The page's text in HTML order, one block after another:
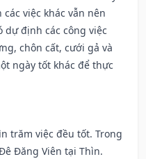
việc khác vẫn nên
dự định các công việc
chôn cất, cưới gả và
ngày tốt khác để thực
trăm việc đều tốt. Trong
Đăng Viên tại Thìn.